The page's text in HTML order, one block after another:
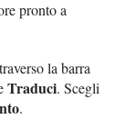
pronto a
la barra
Traduci. Scegli
.